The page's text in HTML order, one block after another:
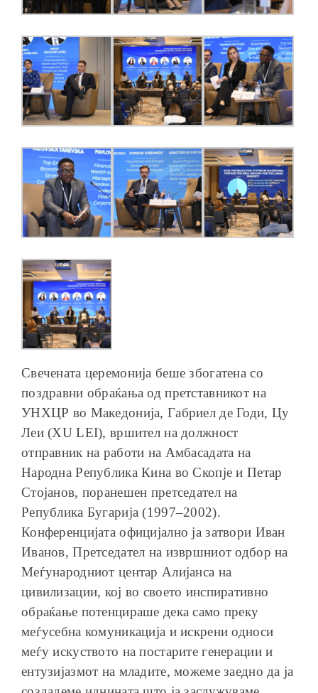
Свечената церемонија беше збогатена со
поздравни обраќања од претставникот на
УНХЦР во Македонија, Габриел де Годи, Цу
Леи (XU LEI), вршител на должност
отправник на работи на Амбасадата на
Народна Република Кина во Скопје и Петар
Стојанов, поранешен претседател на
Република Бугарија (1997–2002).
Конференцијата официјално ја затвори Иван
Иванов, Претседател на извршниот одбор на
Меѓународниот центар Алијанса на
цивилизации, кој во своето инспиративно
обраќање потенцираше дека само преку
меѓусебна комуникација и искрени односи
меѓу искуството на постарите генерации и
ентузијазмот на младите, можеме заедно да ја